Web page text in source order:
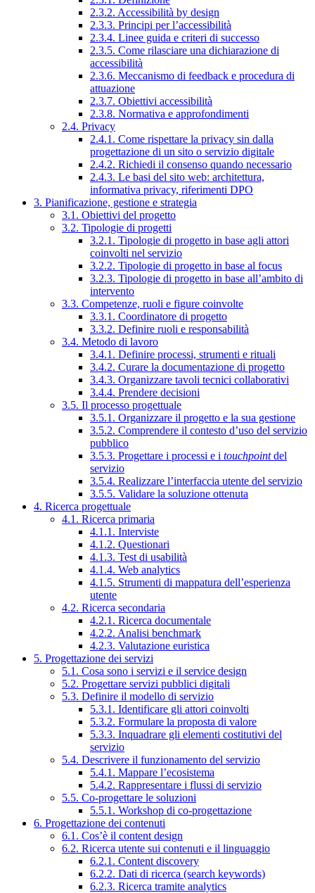
2.3.2. Accessibilità by design
2.3.3. Principi per l’accessibilità
2.3.4. Linee guida e criteri di successo
2.3.5. Come rilasciare una dichiarazione di
accessibilità
2.3.6. Meccanismo di feedback e procedura di
attuazione
2.3.7. Obiettivi accessibilità
2.3.8. Normativa e approfondimenti
2.4. Privacy
2.4.1. Come rispettare la privacy sin dalla
progettazione di un sito o servizio digitale
2.4.2. Richiedi il consenso quando necessario
2.4.3. Le basi del sito web: architettura,
informativa privacy, riferimenti DPO
3. Pianificazione, gestione e strategia
3.1. Obiettivi del progetto
3.2. Tipologie di progetti
3.2.1. Tipologie di progetto in base agli attori
coinvolti nel servizio
3.2.2. Tipologie di progetto in base al focus
3.2.3. Tipologie di progetto in base all’ambito di
intervento
3.3. Competenze, ruoli e figure coinvolte
3.3.1. Coordinatore di progetto
3.3.2. Definire ruoli e responsabilità
3.4. Metodo di lavoro
3.4.1. Definire processi, strumenti e rituali
3.4.2. Curare la documentazione di progetto
3.4.3. Organizzare tavoli tecnici collaborativi
3.4.4. Prendere decisioni
3.5. Il processo progettuale
3.5.1. Organizzare il progetto e la sua gestione
3.5.2. Comprendere il contesto d’uso del servizio
pubblico
3.5.3. Progettare i processi e i touchpointdel
servizio
3.5.4. Realizzare l’interfaccia utente del servizio
3.5.5. Validare la soluzione ottenuta
4. Ricerca progettuale
4.1. Ricerca primaria
4.1.1. Interviste
4.1.2. Questionari
4.1.3. Test di usabilità
4.1.4. Web analytics
4.1.5. Strumenti di mappatura dell’esperienza
utente
4.2. Ricerca secondaria
4.2.1. Ricerca documentale
4.2.2. Analisi benchmark
4.2.3. Valutazione euristica
5. Progettazione dei servizi
5.1. Cosa sono i servizi e il service design
5.2. Progettare servizi pubblici digitali
5.3. Definire il modello di servizio
5.3.1. Identificare gli attori coinvolti
5.3.2. Formulare la proposta di valore
5.3.3. Inquadrare gli elementi costitutivi del
servizio
5.4. Descrivere il funzionamento del servizio
5.4.1. Mappare l’ecosistema
5.4.2. Rappresentare i flussi di servizio
5.5. Co-progettare le soluzioni
5.5.1. Workshop di co-progettazione
6. Progettazione dei contenuti
6.1. Cos’è il content design
6.2. Ricerca utente sui contenuti e il linguaggio
6.2.1. Content discovery
6.2.2. Dati di ricerca (search keywords)
6.2.3. Ricerca tramite analytics